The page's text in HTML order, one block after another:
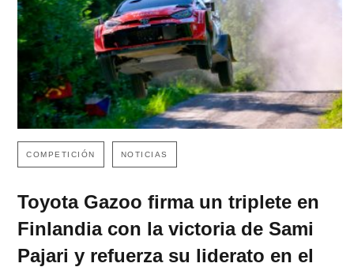
COMPETICIÓN NOTICIAS
Toyota Gazoo firma un triplete en
Finlandia con la victoria de Sami
Pajari y refuerza su liderato en el